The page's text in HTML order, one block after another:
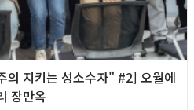
지키는 성소수자" #2] 오월에
장만옥